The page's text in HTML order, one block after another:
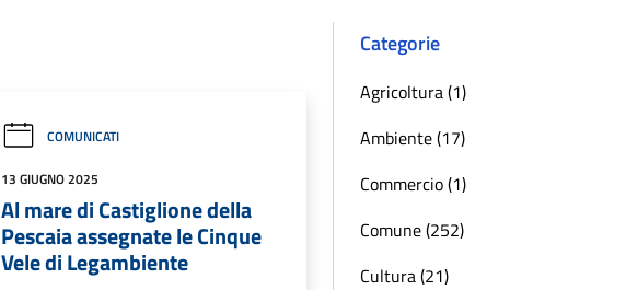
COMUNICATI
13 GIUGNO 2025
Al mare di Castiglione della
Pescaia assegnate le Cinque
Vele di Legambiente
Categorie
Agricoltura (1)
Ambiente (17)
Commercio (1)
Comune (252)
Cultura (21)